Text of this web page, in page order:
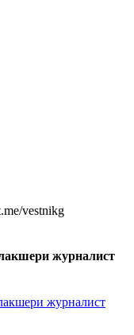
vestnikg
журналист